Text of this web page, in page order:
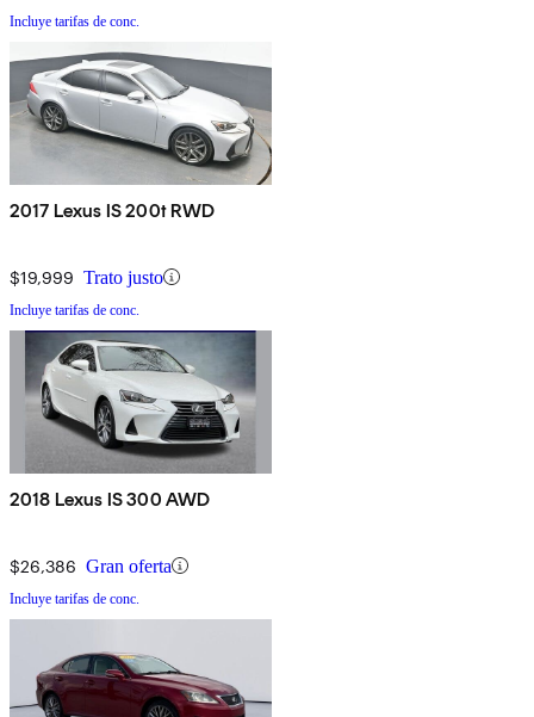
Incluye tarifas de conc.
2017 Lexus IS 200t RWD
$19,999 Trato justo
Incluye tarifas de conc.
2018 Lexus IS 300 AWD
$26,386 Gran oferta
Incluye tarifas de conc.